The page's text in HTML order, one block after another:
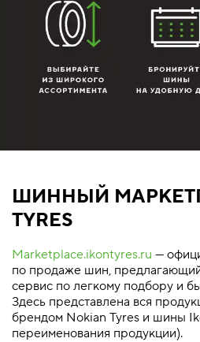
ШИННЫЙ
TYRES
Marketplace.ikontyres.ru —
по продаже шин,
сервис по легкому подбору и
Здесь представлена вся
брендом Nokian Tyres и шины
переименования продукции).